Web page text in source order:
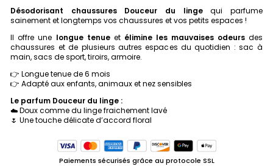
12,90 €.6,45 €.
Désodorisant chaussures Douceur du lingequi parfume
sainement et longtemps vos chaussures et vos petits espaces !
Il offre une longue tenue et élimine les mauvaises odeursdes
chaussures et de plusieurs autres espaces du quotidien : sac à
main, sacs de sport, tiroirs, armoire.
👉 Longue tenue de 6 mois
👉 Adapté aux enfants, animaux et nez sensibles
Le parfum Douceur du linge :
☁️ Doux comme du linge fraichement lavé
🌷 Une touche délicate d’accord floral
Paiements sécurisés grâce au protocole SSL